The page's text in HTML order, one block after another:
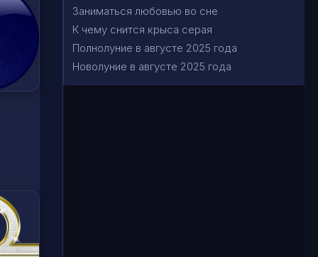
Заниматься любовью во сне
К чему снится крыса серая
Полнолуние в августе 2025 года
Новолуние в августе 2025 года